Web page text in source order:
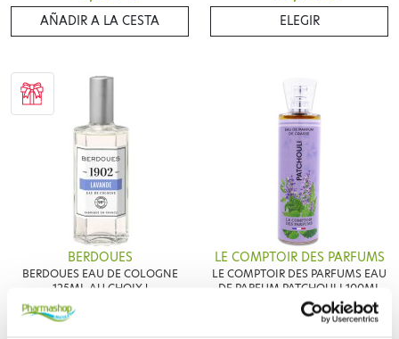
AÑADIR A LA CESTA ELEGIR
BERDOUES
BERDOUES EAU DE COLOGNE
125ML AU CHOIX !
16,40 €
LE COMPTOIR DES PARFUMS
LE COMPTOIR DES PARFUMS EAU
DE PARFUM PATCHOULI 100ML
17,55 €